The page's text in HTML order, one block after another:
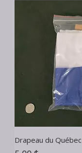
Drapeau du Québec